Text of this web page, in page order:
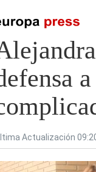
buscar o ESC